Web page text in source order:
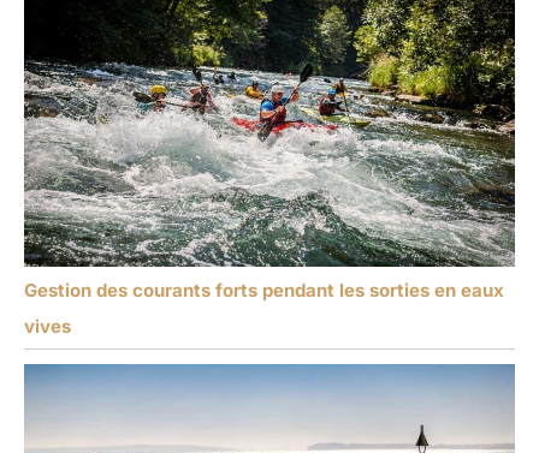
Gestion des courants forts pendant les sorties en eaux
vives